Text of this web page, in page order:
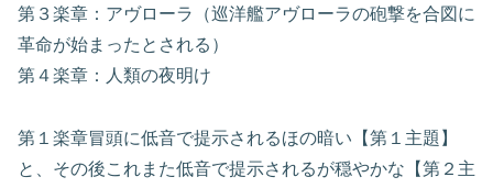
第３楽章：アヴローラ（巡洋艦アヴローラの砲撃を合図に
革命が始まったとされる）
第４楽章：人類の夜明け
第１楽章冒頭に低音で提示されるほの暗い【第１主題】
と、その後これまた低音で提示されるが穏やかな【第２主